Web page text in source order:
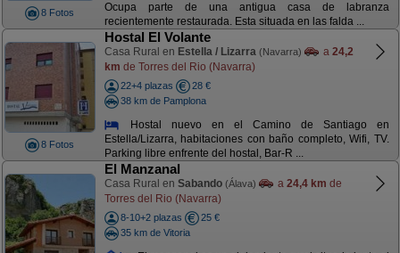
8 Fotos
Ocupa parte de una antigua casa de labranza
recientemente restaurada. Esta situada en las falda ...
8 Fotos
Hostal El Volante
Casa Rural en Estella / Lizarra (Navarra) a 24,2
km de Torres del Rio (Navarra)
22+4 plazas
28 €
38 km de Pamplona
Hostal nuevo en el Camino de Santiago en
Estella/Lizarra, habitaciones con baño completo, Wifi, TV.
Parking libre enfrente del hostal, Bar-R ...
El Manzanal
Casa Rural en Sabando (Álava) a 24,4 km de
Torres del Rio (Navarra)
8-10+2 plazas
25 €
35 km de Vitoria